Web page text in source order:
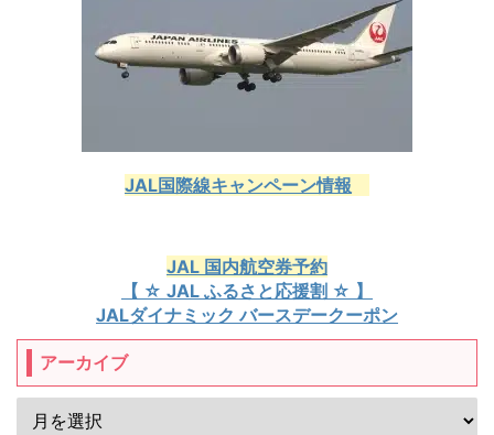
JAL国際線キャンペーン情報
JAL 国内航空券予約
【 ☆ JAL ふるさと応援割 ☆ 】
JALダイナミック バースデークーポン
アーカイブ